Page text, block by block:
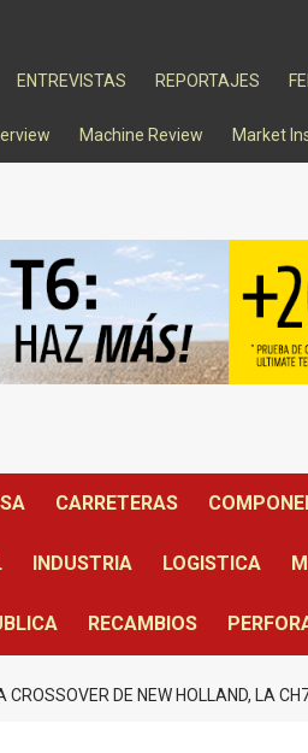
ENTREVISTAS REPORTAJES
Machine Review Market
CARRETERAS
INDUSTRIA LOGISTICA
RECAMBIOS
DE NEW HOLLAND, LA